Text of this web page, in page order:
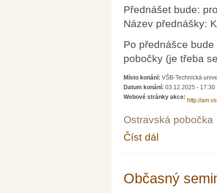
Přednášet bude:
Název přednášky:
Po přednášce
pobočky (je třeba
Místo konání: VŠB-Technická
Datum konání: 03.12.2025 - 17:30
Webové stránky akce:
http://
Ostravská pobočka
Číst dál
Občasný